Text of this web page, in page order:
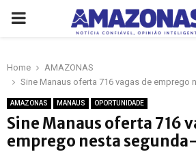
PRIMARY
Home
AMAZONAS
Sine Manaus oferta 716 vagas de emprego
AMAZONAS MANAUS OPORTUNIDADE
Sine Manaus oferta 716
emprego nesta